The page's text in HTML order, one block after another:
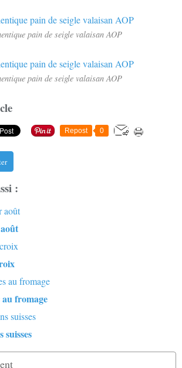
pain de seigle valaisan AOP
pain de seigle valaisan AOP
Repost 0
:
au fromage
suisses